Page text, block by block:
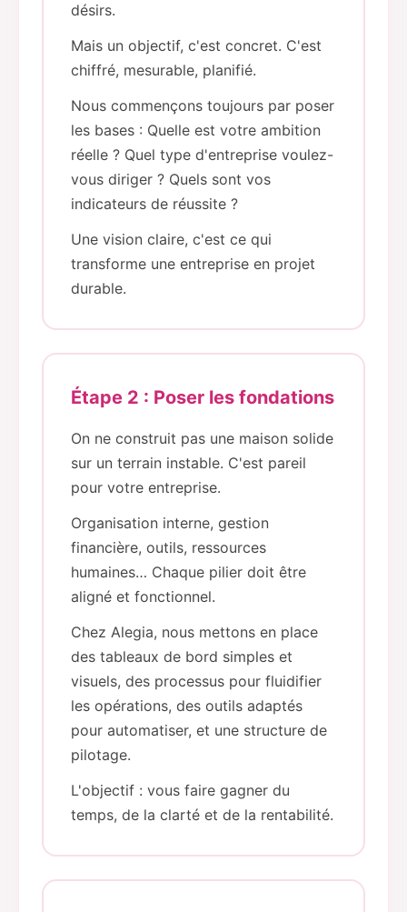
désirs.
Mais un objectif, c'est concret. C'est
chiffré, mesurable, planifié.
Nous commençons toujours par poser
les bases : Quelle est votre ambition
réelle ? Quel type d'entreprise voulez-
vous diriger ? Quels sont vos
indicateurs de réussite ?
Une vision claire, c'est ce qui
transforme une entreprise en projet
durable.
Étape 2 : Poser les fondations
On ne construit pas une maison solide
sur un terrain instable. C'est pareil
pour votre entreprise.
Organisation interne, gestion
financière, outils, ressources
humaines… Chaque pilier doit être
aligné et fonctionnel.
Chez Alegia, nous mettons en place
des tableaux de bord simples et
visuels, des processus pour fluidifier
les opérations, des outils adaptés
pour automatiser, et une structure de
pilotage.
L'objectif : vous faire gagner du
temps, de la clarté et de la rentabilité.